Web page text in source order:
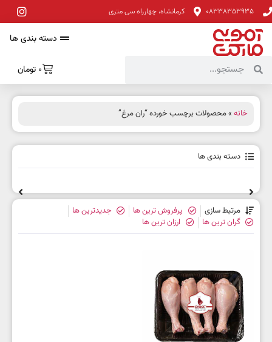
08338353935 کرمانشاه، چهارراه سی متری
دسته بندی ها
0 تومان
خانه » محصولات برچسب خورده “ران مرغ”
دسته بندی ها
مرتبط سازی پرفروش ترین ها
جدیدترین ها
گران ترین ها
ارزان ترین ها